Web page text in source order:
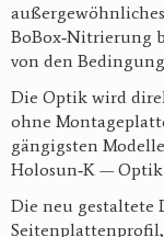
BoBox‑Nitrierung
von den
Die Optik wird
ohne
gängigsten
Holosun‑K —
Die neu gestaltete